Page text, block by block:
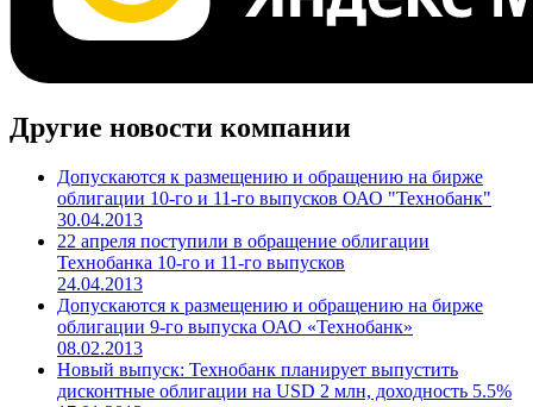
Другие новости компании
Допускаются к размещению и обращению на бирже
облигации 10-го и 11-го выпусков ОАО "Технобанк"
30.04.2013
22 апреля поступили в обращение облигации
Технобанка 10-го и 11-го выпусков
24.04.2013
Допускаются к размещению и обращению на бирже
облигации 9-го выпуска ОАО «Технобанк»
08.02.2013
Новый выпуск: Технобанк планирует выпустить
дисконтные облигации на USD 2 млн, доходность 5.5%